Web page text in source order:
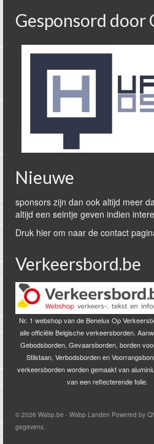
Gesponsord door
Nieuwe
sponsors zijn dan ook altijd meer
altijd een seintje geven indien
Druk hier om naar de contact
Verkeersbord.be
Nr. 1 webshop van de Benelux Op
alle officiële Belgische verkeersborden.
Gebodsborden, Gevaarsborden, borden
Stilstaan, Verbodsborden en
verkeersborden worden gemaakt van
van een reflecterende folie.
© 2026 Wabp.be - Wabp Landen Powered by
gegevens.